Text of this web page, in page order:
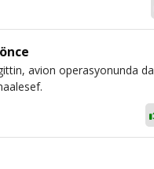
avion operasyonunda da